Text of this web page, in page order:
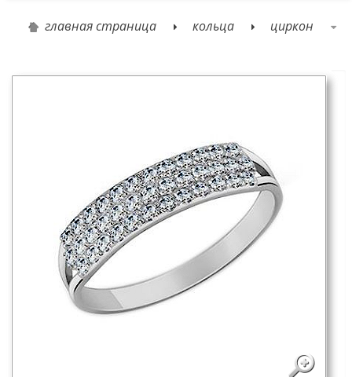
главная страница кольца циркон